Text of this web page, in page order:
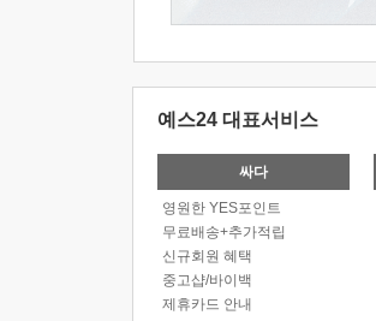
예스24 대표서비스
싸다
영원한 YES포인트
무료배송+추가적립
신규회원 혜택
중고샵/바이백
제휴카드 안내